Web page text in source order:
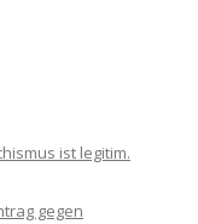
ist legitim.
gegen